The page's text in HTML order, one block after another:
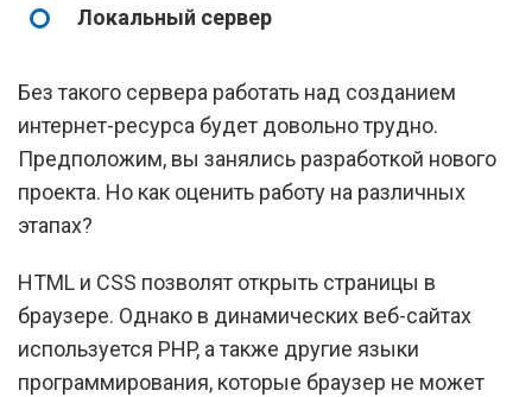
Локальный сервер
Без такого сервера работать над созданием
интернет-ресурса будет довольно трудно.
Предположим, вы занялись разработкой нового
проекта. Но как оценить работу на различных
этапах?
HTML и CSS позволят открыть страницы в
браузере. Однако в динамических веб-сайтах
используется PHP, а также другие языки
программирования, которые браузер не может